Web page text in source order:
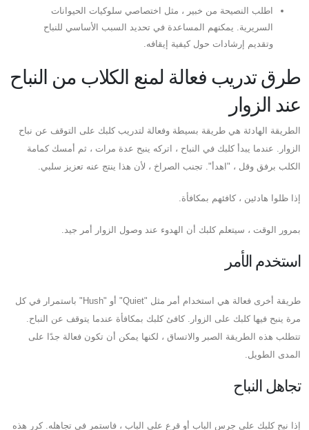
اطلب النصيحة من خبير ، مثل اختصاصي سلوكيات الحيوانات
السريرية. يمكنهم المساعدة في تحديد السبب الأساسي للنباح
وتقديم إرشادات حول كيفية إيقافه.
طرق تدريب فعالة لمنع الكلاب من النباح
عند الزوار
الطريقة الهادئة هي طريقة بسيطة وفعالة لتدريب كلبك على التوقف عن نباح
الزوار. عندما يبدأ كلبك في النباح ، اتركه ينبح عدة مرات ، ثم أمسك كمامة
الكلب برفق وقل ، "اهدأ". تجنب الصراخ ، لأن هذا ينتج عنه تعزيز سلبي.
إذا ظلوا هادئين ، كافئهم بمكافأة.
بمرور الوقت ، سيتعلم كلبك أن الهدوء عند وصول الزوار أمر جيد.
استخدم الأمر
طريقة أخرى فعالة هي استخدام أمر مثل "Quiet" أو "Hush" باستمرار في كل
مرة ينبح فيها كلبك على الزوار. كافئ كلبك بمكافأة عندما يتوقف عن النباح.
تتطلب هذه الطريقة الصبر والاتساق ، لكنها يمكن أن تكون فعالة جدًا على
المدى الطويل.
تجاهل النباح
إذا نبح كلبك على جرس الباب أو قرع على الباب ، فاستمر في تجاهله. كرر هذه